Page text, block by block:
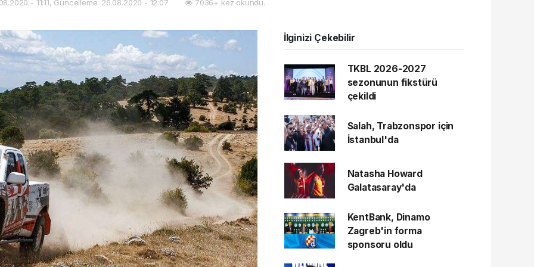
- 11:11, Güncelleme: 26.08.2020 - 12:07 7036+ kez okundu.
İlginizi Çekebilir
TKBL 2026-2027
sezonunun fikstürü
çekildi
Salah, Trabzonspor için
İstanbul'da
Natasha Howard
Galatasaray'da
KentBank, Dinamo
Zagreb'in forma
sponsoru oldu